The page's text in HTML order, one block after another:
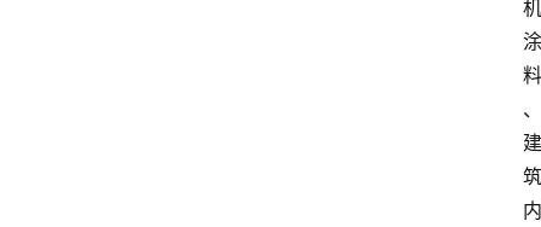
机
涂
料
、
建
筑
内